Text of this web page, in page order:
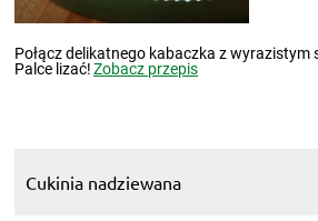
Połącz delikatnego kabaczka z wyrazistym
Palce lizać!Zobacz przepis
Cukinia nadziewana